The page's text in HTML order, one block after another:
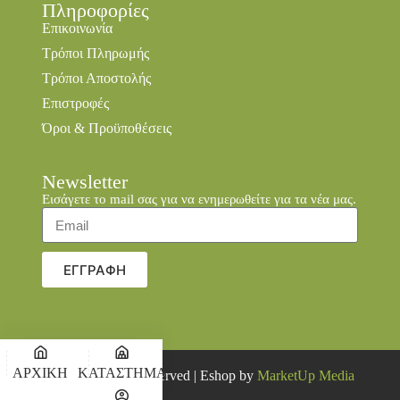
Πληροφορίες
Επικοινωνία
Τρόποι Πληρωμής
Τρόποι Αποστολής
Επιστροφές
Όροι & Προϋποθέσεις
Newsletter
Εισάγετε το mail σας για να ενημερωθείτε για τα νέα μας.
ΕΓΓΡΑΦΗ
© 2026 all rights reserved | Eshop byMarketUp Media
ΑΡΧΙΚΗ ΚΑΤΑΣΤΗΜΑ